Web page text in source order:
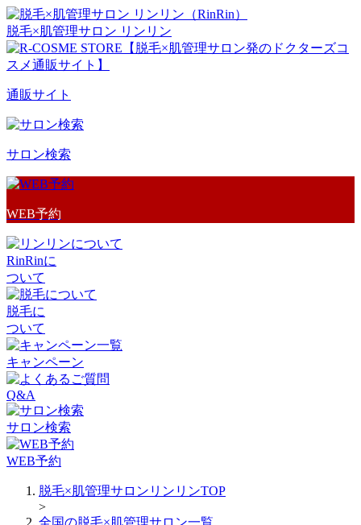
脱毛×肌管理サロン リンリン
通販サイト
サロン検索
WEB予約
RinRinに
ついて
脱毛に
ついて
キャンペーン
Q&A
サロン検索
WEB予約
脱毛×肌管理サロンリンリンTOP
>
全国の脱毛×肌管理サロン一覧